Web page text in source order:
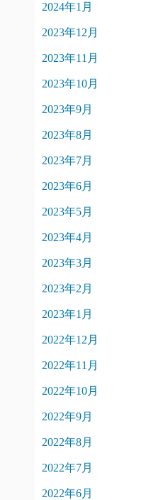
2024年1月
2023年12月
2023年11月
2023年10月
2023年9月
2023年8月
2023年7月
2023年6月
2023年5月
2023年4月
2023年3月
2023年2月
2023年1月
2022年12月
2022年11月
2022年10月
2022年9月
2022年8月
2022年7月
2022年6月